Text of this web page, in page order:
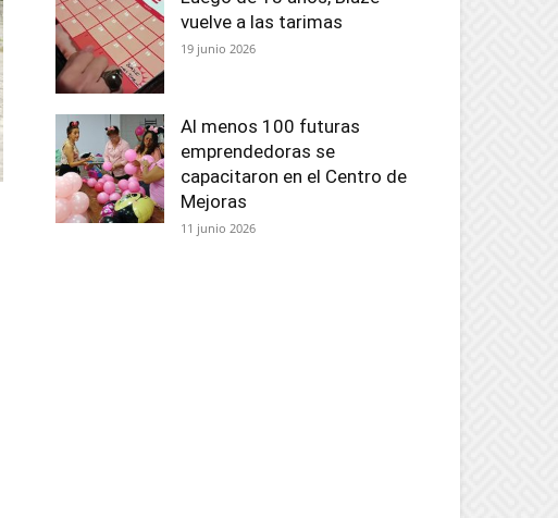
vuelve a las tarimas
19 junio 2026
Al menos 100 futuras
emprendedoras se
capacitaron en el Centro de
Mejoras
11 junio 2026